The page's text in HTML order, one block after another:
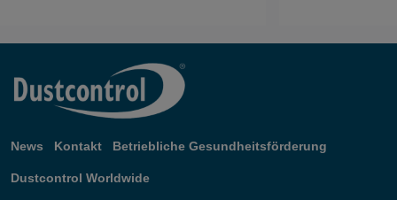
News Kontakt Betriebliche Gesundheitsförderung
Dustcontrol Worldwide